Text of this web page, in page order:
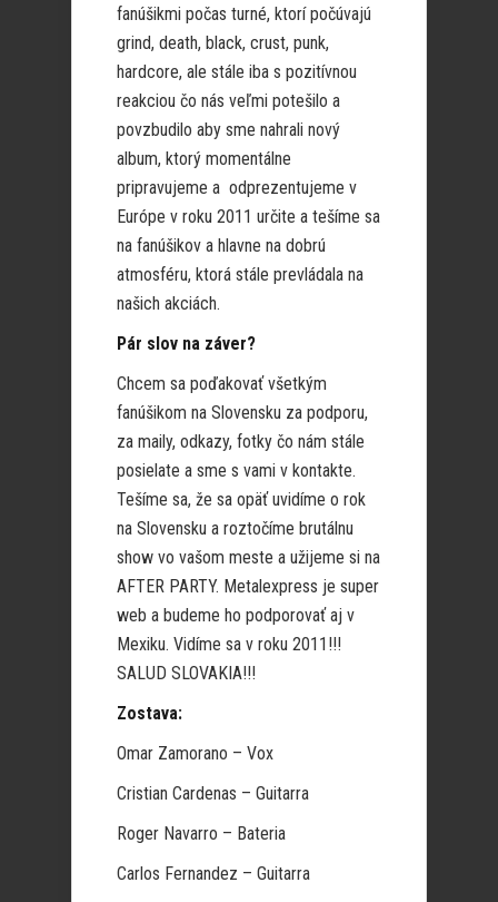
fanúšikmi počas turné, ktorí počúvajú
grind, death, black, crust, punk,
hardcore, ale stále iba s pozitívnou
reakciou čo nás veľmi potešilo a
povzbudilo aby sme nahrali nový
album, ktorý momentálne
pripravujeme a odprezentujeme v
Európe v roku 2011 určite a tešíme sa
na fanúšikov a hlavne na dobrú
atmosféru, ktorá stále prevládala na
našich akciách.
Pár slov na záver?
Chcem sa poďakovať všetkým
fanúšikom na Slovensku za podporu,
za maily, odkazy, fotky čo nám stále
posielate a sme s vami v kontakte.
Tešíme sa, že sa opäť uvidíme o rok
na Slovensku a roztočíme brutálnu
show vo vašom meste a užijeme si na
AFTER PARTY. Metalexpress je super
web a budeme ho podporovať aj v
Mexiku. Vidíme sa v roku 2011!!!
SALUD SLOVAKIA!!!
Zostava:
Omar Zamorano – Vox
Cristian Cardenas – Guitarra
Roger Navarro – Bateria
Carlos Fernandez – Guitarra